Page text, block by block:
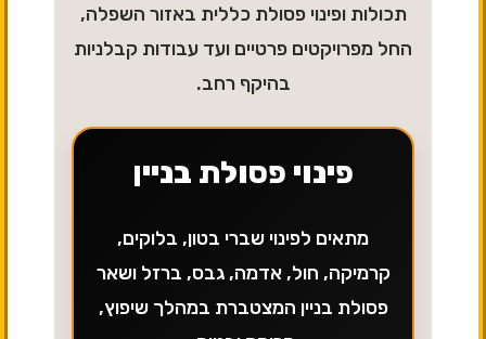
תכולות ופינוי פסולת כללית באזור השפלה,
החל מפרויקטים פרטיים ועד עבודות קבלניות
בהיקף רחב.
פינוי פסולת בניין
מתאים לפינוי שברי בטון, בלוקים,
קרמיקה, חול, אדמה, גבס, ברזל ושאר
פסולת בניין המצטברת במהלך שיפוץ,